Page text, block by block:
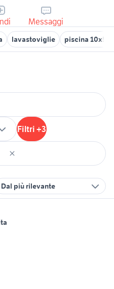
Messaggi
lavastoviglie piscina 10x5
Filtri +3
Dal più rilevante